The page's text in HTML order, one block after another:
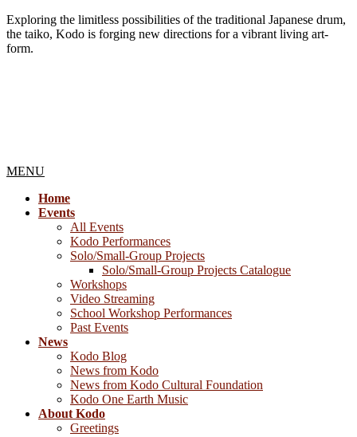
Exploring the limitless possibilities of the traditional Japanese drum,
the taiko, Kodo is forging new directions for a vibrant living art-
form.
MENU
Home
Events
All Events
Kodo Performances
Solo/Small-Group Projects
Solo/Small-Group Projects Catalogue
Workshops
Video Streaming
School Workshop Performances
Past Events
News
Kodo Blog
News from Kodo
News from Kodo Cultural Foundation
Kodo One Earth Music
About Kodo
Greetings